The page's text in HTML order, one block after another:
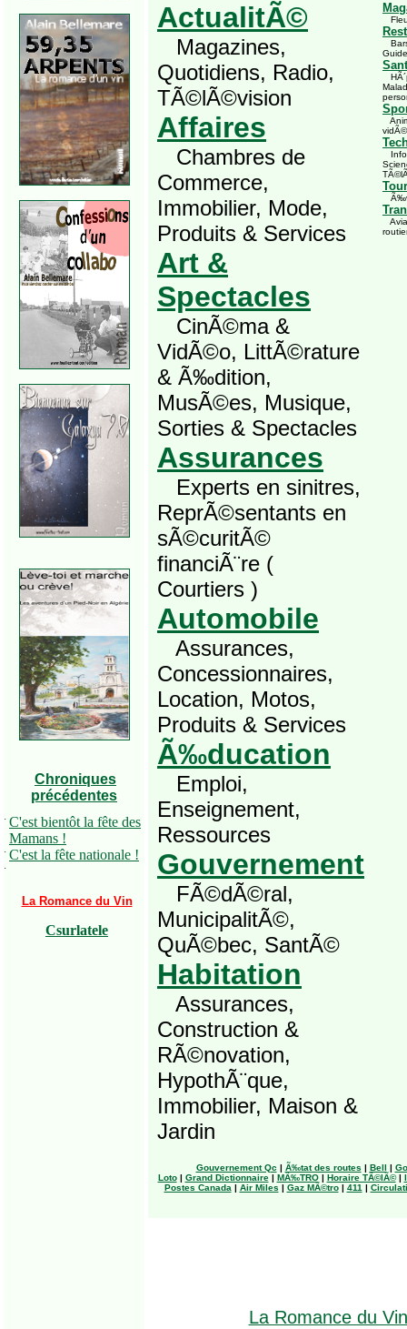
Chroniques
précédentes
· C'est bientôt la fête des
Mamans !
· C'est la fête nationale !
·
La Romance du Vin
Csurlatele
ActualitÃ©
Magazines,
Quotidiens, Radio,
TÃ©lÃ©vision
Affaires
Chambres de
Commerce,
Immobilier, Mode,
Produits & Services
Art &
Spectacles
CinÃ©ma &
VidÃ©o, LittÃ©rature
& Ã‰dition,
MusÃ©es, Musique,
Sorties & Spectacles
Assurances
Experts en sinitres,
ReprÃ©sentants en
sÃ©curitÃ©
financiÃ¨re (
Courtiers )
Automobile
Assurances,
Concessionnaires,
Location, Motos,
Produits & Services
Ã‰ducation
Emploi,
Enseignement,
Ressources
Gouvernement
FÃ©dÃ©ral,
MunicipalitÃ©,
QuÃ©bec, SantÃ©
Habitation
Assurances,
Construction &
RÃ©novation,
HypothÃ¨que,
Immobilier, Maison &
Jardin
Guide
Gouvernement Qc | Ã‰tat des routes | Bell |
Loto| Grand Dictionnaire| MÃ‰TRO| Horaire TÃ©lÃ©|
Postes Canada | Air Miles | Gaz MÃ©tro| 411 |
La Romance du Vin